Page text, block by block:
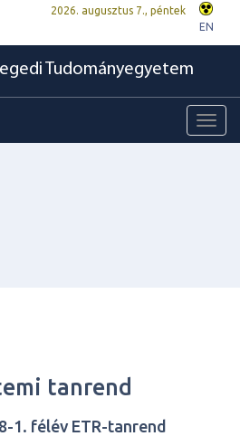
2026. augusztus 7., péntek
EN
Tudományegyetem
tanrend
1. félév ETR-tanrend